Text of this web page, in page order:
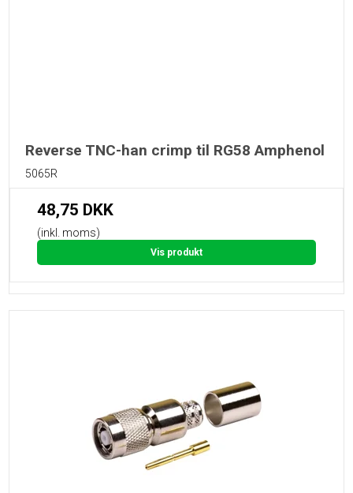
Reverse TNC-han crimp til RG58 Amphenol
5065R
48,75 DKK
(inkl. moms)
Vis produkt